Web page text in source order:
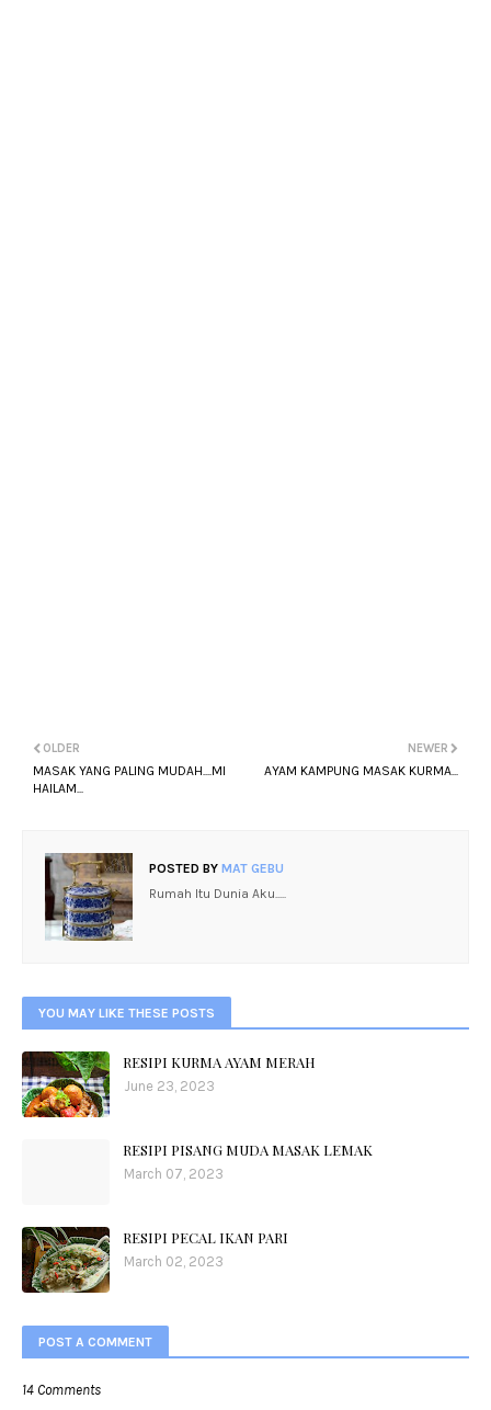
NEWER
AYAM KAMPUNG MASAK KURMA...
OLDER
MASAK YANG PALING MUDAH....MI
HAILAM...
POSTED BY MAT GEBU
Rumah Itu Dunia Aku.....
YOU MAY LIKE THESE POSTS
RESIPI KURMA AYAM MERAH
June 23, 2023
RESIPI PISANG MUDA MASAK LEMAK
March 07, 2023
RESIPI PECAL IKAN PARI
March 02, 2023
POST A COMMENT
14 Comments